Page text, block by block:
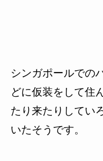
シンガポールでの
どに仮装をして住
たり来たりしてい
いたそうです。